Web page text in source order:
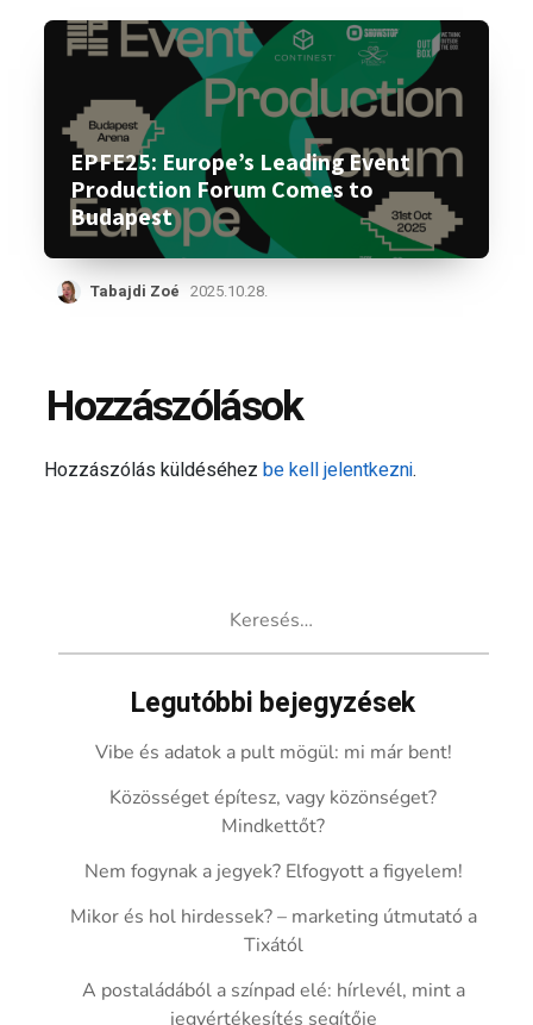
EPFE25: Europe’s Leading Event
Production Forum Comes to
Budapest
Tabajdi Zoé 2025.10.28.
Hozzászólások
Hozzászólás küldéséhezbe kell jelentkezni.
Legutóbbi bejegyzések
Vibe és adatok a pult mögül: mi már bent!
Közösséget építesz, vagy közönséget?
Mindkettőt?
Nem fogynak a jegyek? Elfogyott a figyelem!
Mikor és hol hirdessek? – marketing útmutató a
Tixától
A postaládából a színpad elé: hírlevél, mint a
jegyértékesítés segítője